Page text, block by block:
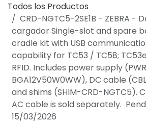
Todos los Productos
CRD-NGTC5-2SE1B - ZEBRA -
cargador Single-slot and spare
cradle kit with USB
capability for TC53 / TC58;
RFID. Includes power supply
BGA12V50W0WW), DC cable
and shims (SHIM-CRD-NGTC5).
AC cable is sold separately.
15/03/2026